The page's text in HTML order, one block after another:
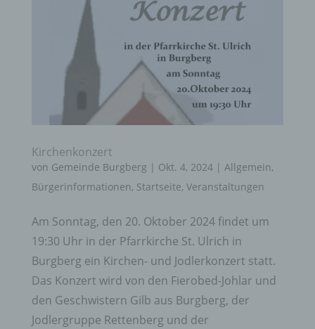
Kirchenkonzert
von Gemeinde Burgberg | Okt. 4, 2024| Allgemein,
Bürgerinformationen, Startseite, Veranstaltungen
Am Sonntag, den 20. Oktober 2024 findet um
19:30 Uhr in der Pfarrkirche St. Ulrich in
Burgberg ein Kirchen- und Jodlerkonzert statt.
Das Konzert wird von den Fierobed-Johlar und
den Geschwistern Gilb aus Burgberg, der
Jodlergruppe Rettenberg und der